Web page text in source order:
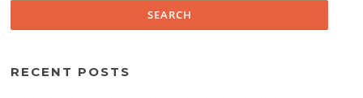
RECENT POSTS